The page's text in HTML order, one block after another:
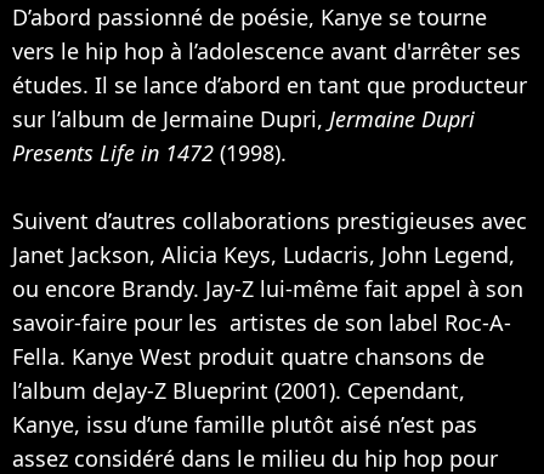
D’abord passionné de poésie, Kanye se tourne
vers le hip hop à l’adolescence avant d'arrêter ses
études. Il se lance d’abord en tant que producteur
sur l’album de Jermaine Dupri, Jermaine Dupri
Presents Life in 1472 (1998).
Suivent d’autres collaborations prestigieuses avec
Janet Jackson, Alicia Keys, Ludacris, John Legend,
ou encore Brandy. Jay-Z lui-même fait appel à son
savoir-faire pour les artistes de son label Roc-A-
Fella. Kanye West produit quatre chansons de
l’album deJay-Z Blueprint (2001). Cependant,
Kanye, issu d’une famille plutôt aisé n’est pas
assez considéré dans le milieu du hip hop pour